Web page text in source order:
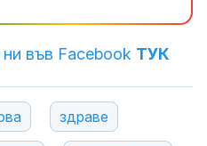
във Facebook ТУК
здраве